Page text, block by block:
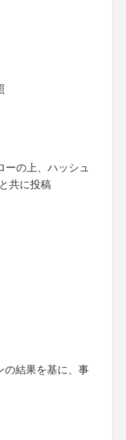
ーの上、ハッシュ
共に投稿
の結果を基に、事